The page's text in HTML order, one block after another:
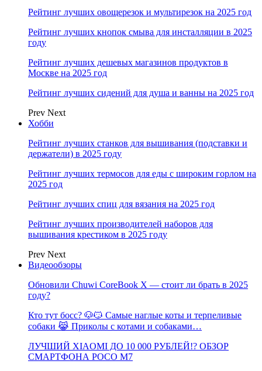
Рейтинг лучших овощерезок и мультирезок на 2025 год
Рейтинг лучших кнопок смыва для инсталляции в 2025
году
Рейтинг лучших дешевых магазинов продуктов в
Москве на 2025 год
Рейтинг лучших сидений для душа и ванны на 2025 год
Prev Next
Хобби
Рейтинг лучших станков для вышивания (подставки и
держатели) в 2025 году
Рейтинг лучших термосов для еды с широким горлом на
2025 год
Рейтинг лучших спиц для вязания на 2025 год
Рейтинг лучших производителей наборов для
вышивания крестиком в 2025 году
Prev Next
Видеообзоры
Обновили Chuwi CoreBook X — стоит ли брать в 2025
году?
Кто тут босс? 🐶😼 Самые наглые коты и терпеливые
собаки 😹 Приколы с котами и собаками…
ЛУЧШИЙ XIAOMI ДО 10 000 РУБЛЕЙ!? ОБЗОР
СМАРТФОНА POCO M7